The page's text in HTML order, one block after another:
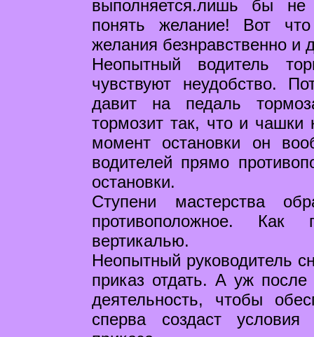
выполняется.лишь бы
понять желание! Вот
желания безнравственно и
Неопытный водитель
чувствуют неудобство.
давит на педаль
тормозит так, что и чашки
момент остановки он
водителей прямо
остановки.
Ступени мастерства
противоположное. Как
вертикалью.
Неопытный руководитель
приказ отдать. А уж после
деятельность, чтобы
сперва создаст